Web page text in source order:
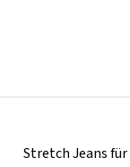
Stretch Jeans für